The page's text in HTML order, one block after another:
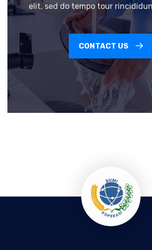
elit, sed do tempo tour
CONTACT US